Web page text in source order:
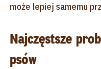
może lepiej samemu
Najczęstsze
psów